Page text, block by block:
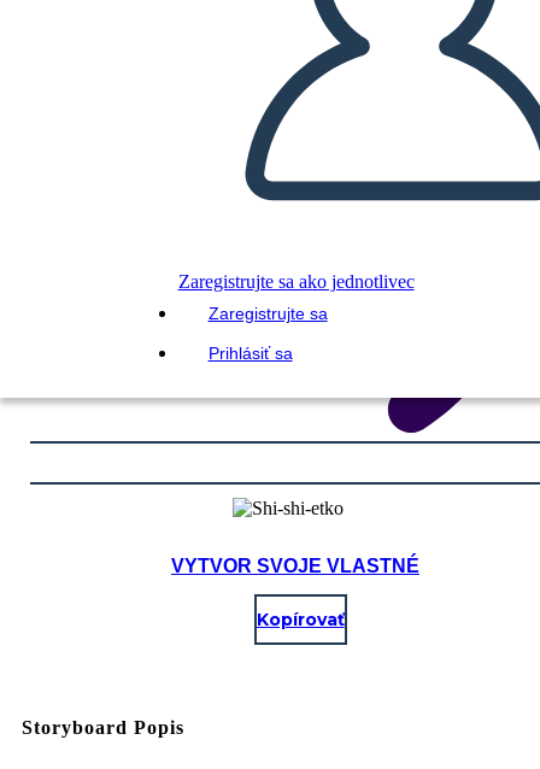
Zaregistrujte sa ako jednotlivec
Zaregistrujte sa
Prihlásiť sa
VYTVOR SVOJE VLASTNÉ
Kopírovať
Storyboard Popis